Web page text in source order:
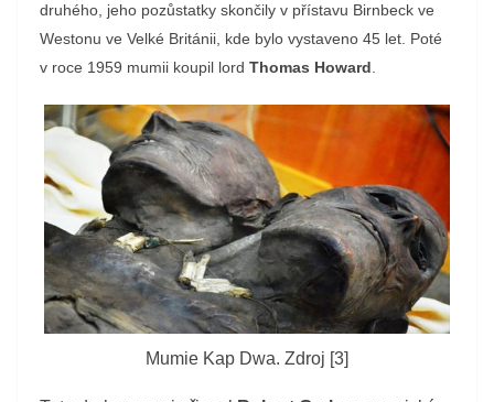
druhého, jeho pozůstatky skončily v přístavu Birnbeck ve
Westonu ve Velké Británii, kde bylo vystaveno 45 let. Poté
v roce 1959 mumii koupil lord Thomas Howard.
Mumie Kap Dwa. Zdroj [3]